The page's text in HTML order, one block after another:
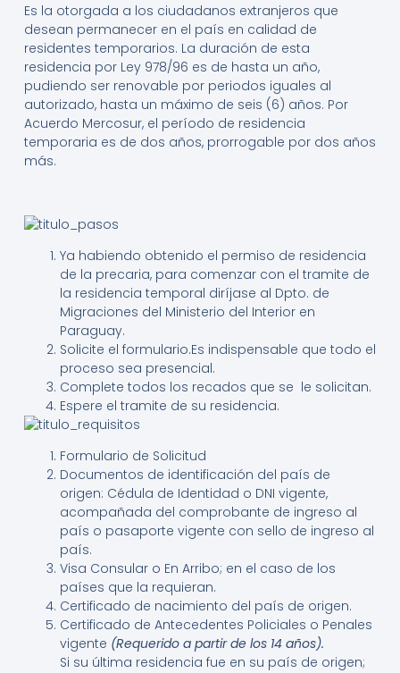
Es la otorgada a los ciudadanos extranjeros que
desean permanecer en el país en calidad de
residentes temporarios. La duración de esta
residencia por Ley 978/96 es de hasta un año,
pudiendo ser renovable por periodos iguales al
autorizado, hasta un máximo de seis (6) años. Por
Acuerdo Mercosur, el período de residencia
temporaria es de dos años, prorrogable por dos años
más.
Ya habiendo obtenido el permiso de residencia
de la precaria, para comenzar con el tramite de
la residencia temporal diríjase al Dpto. de
Migraciones del Ministerio del Interior en
Paraguay.
Solicite el formulario.Es indispensable que todo el
proceso sea presencial.
Complete todos los recados que se le solicitan.
Espere el tramite de su residencia.
Formulario de Solicitud
Documentos de identificación del país de
origen: Cédula de Identidad o DNI vigente,
acompañada del comprobante de ingreso al
país o pasaporte vigente con sello de ingreso al
país.
Visa Consular o En Arribo; en el caso de los
países que la requieran.
Certificado de nacimiento del país de origen.
Certificado de Antecedentes Policiales o Penales
vigente (Requerido a partir de los 14 años).
Si su última residencia fue en su país de origen;